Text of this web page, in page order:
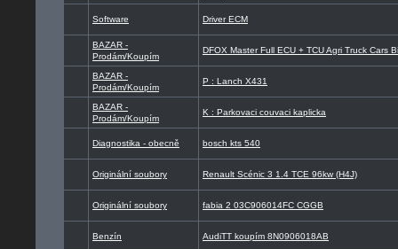
Software Driver ECM
BAZAR -
Prodám/Koupím
DFOX Master Full ECU + TCU Agri Truck Cars
BAZAR -
Prodám/Koupím
P : Lanch X431
BAZAR -
Prodám/Koupím
K : Parkovaci couvaci kaplicka
Diagnostika - obecně bosch kts 540
Originální soubory Renault Scénic 3 1.4 TCE 96kw (H4J)
Originální soubory fabia 2 03C906014FC CGGB
Benzín AudiTT koupím 8N0906018AB